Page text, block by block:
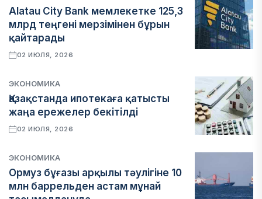
Alatau City Bank мемлекетке 125,3
млрд теңгені мерзімінен бұрын
қайтарады
02 ИЮЛЯ, 2026
ЭКОНОМИКА
Қазақстанда ипотекаға қатысты
жаңа ережелер бекітілді
02 ИЮЛЯ, 2026
ЭКОНОМИКА
Ормуз бұғазы арқылы тәулігіне 10
млн баррельден астам мұнай